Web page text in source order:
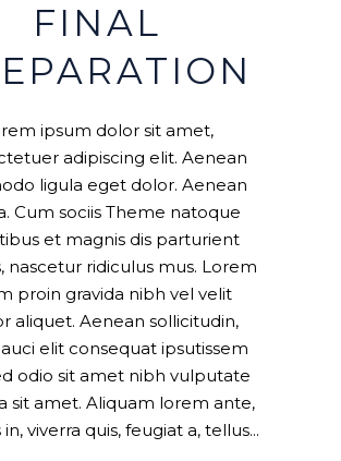
FINAL
ipsum dolor sit amet,
adipiscing elit. Aenean
ligula eget dolor. Aenean
Cum sociis Theme natoque
et magnis dis parturient
nascetur ridiculus mus. Lorem
proin gravida nibh vel velit
aliquet. Aenean sollicitudin,
elit consequat ipsutissem
odio sit amet nibh vulputate
sit amet. Aliquam lorem ante,
viverra quis, feugiat a, tellus